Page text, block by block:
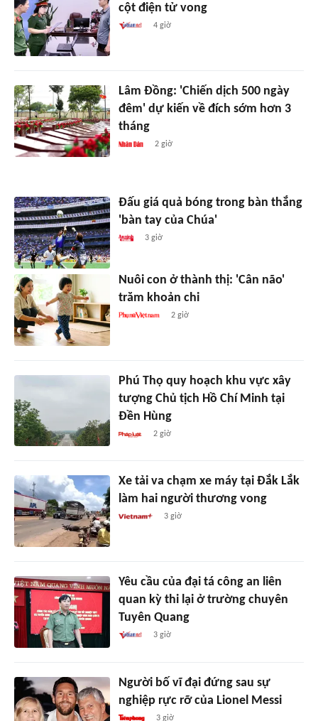
cột điện tử vong
4 giờ
Lâm Đồng: 'Chiến dịch 500 ngày
đêm' dự kiến về đích sớm hơn 3
tháng
2 giờ
Đấu giá quả bóng trong bàn thắng
'bàn tay của Chúa'
3 giờ
Nuôi con ở thành thị: 'Cân não'
trăm khoản chi
2 giờ
Phú Thọ quy hoạch khu vực xây
tượng Chủ tịch Hồ Chí Minh tại
Đền Hùng
2 giờ
Xe tải va chạm xe máy tại Đắk Lắk
làm hai người thương vong
3 giờ
Yêu cầu của đại tá công an liên
quan kỳ thi lại ở trường chuyên
Tuyên Quang
3 giờ
Người bố vĩ đại đứng sau sự
nghiệp rực rỡ của Lionel Messi
3 giờ